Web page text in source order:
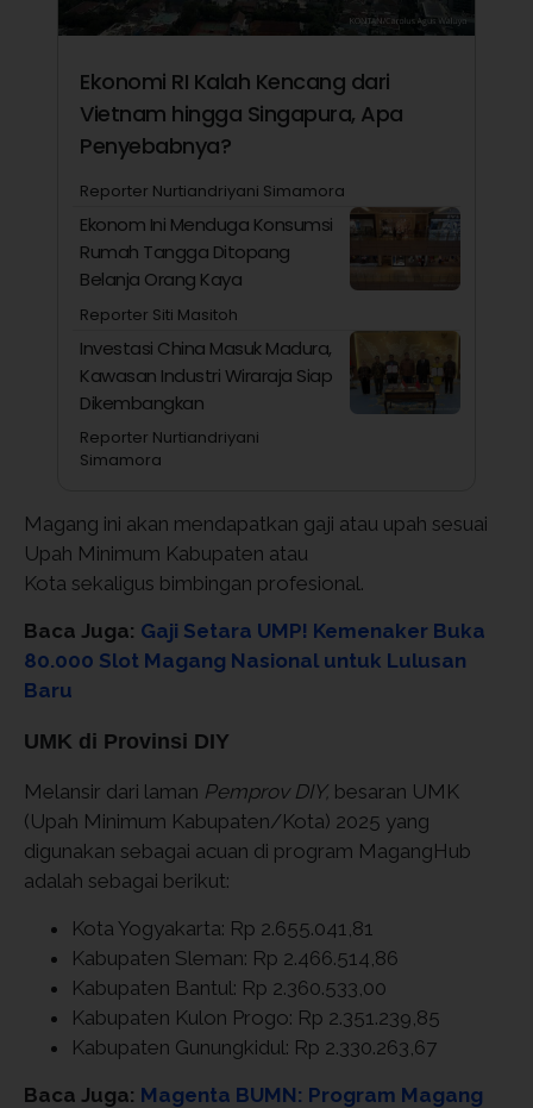
Ekonomi RI Kalah Kencang dari
Vietnam hingga Singapura, Apa
Penyebabnya?
Reporter Nurtiandriyani Simamora
Ekonom Ini Menduga Konsumsi
Rumah Tangga Ditopang
Belanja Orang Kaya
Reporter Siti Masitoh
Investasi China Masuk Madura,
Kawasan Industri Wiraraja Siap
Dikembangkan
Reporter Nurtiandriyani
Simamora
Magang ini akan mendapatkan gaji atau upah sesuai
Upah Minimum Kabupaten atau
Kota sekaligus bimbingan profesional.
Baca Juga: Gaji Setara UMP! Kemenaker Buka
80.000 Slot Magang Nasional untuk Lulusan
Baru
UMK di Provinsi DIY
Melansir dari laman Pemprov DIY, besaran UMK
(Upah Minimum Kabupaten/Kota) 2025 yang
digunakan sebagai acuan di program MagangHub
adalah sebagai berikut:
Kota Yogyakarta: Rp 2.655.041,81
Kabupaten Sleman: Rp 2.466.514,86
Kabupaten Bantul: Rp 2.360.533,00
Kabupaten Kulon Progo: Rp 2.351.239,85
Kabupaten Gunungkidul: Rp 2.330.263,67
Baca Juga: Magenta BUMN: Program Magang